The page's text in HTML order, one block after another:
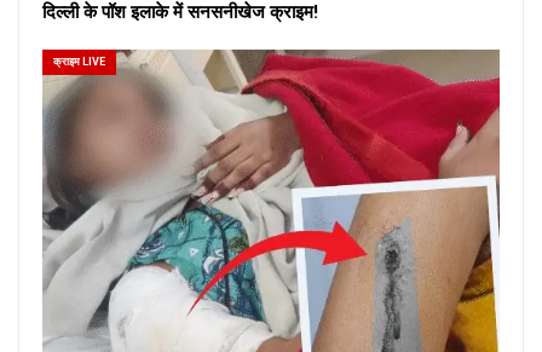
दिल्ली के पॉश इलाके में सनसनीखेज क्राइम!
क्राइम LIVE